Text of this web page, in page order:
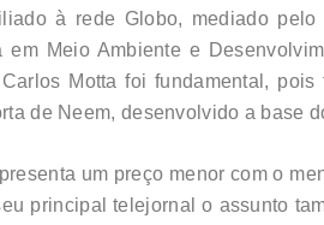
à rede Globo, mediado
em Meio Ambiente e
Motta foi fundamental,
de Neem, desenvolvido a base
um preço menor com o
principal telejornal o assunto